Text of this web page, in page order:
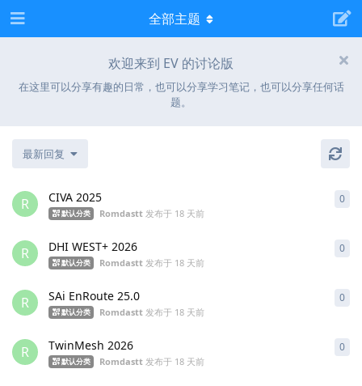
欢迎来到 EV 的讨论版
在这里可以分享有趣的日常，也可以分享学习笔记，也可以分享任何话
题。
全部主题
最新回复
R CIVA 2025
默认分类 Romdastt 发布于 18 天前
0
R DHI WEST+ 2026
默认分类 Romdastt 发布于 18 天前
0
R SAi EnRoute 25.0
默认分类 Romdastt 发布于 18 天前
0
R TwinMesh 2026
默认分类 Romdastt 发布于 18 天前
0